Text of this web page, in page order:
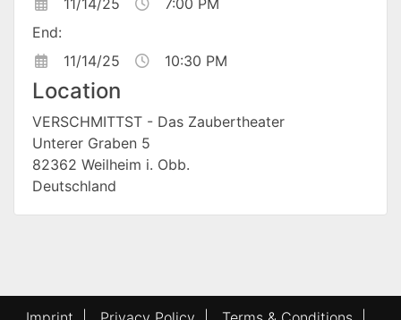
11/14/25
7:00 PM
End:
11/14/25
10:30 PM
Location
VERSCHMITTST - Das Zaubertheater
Unterer Graben 5
82362 Weilheim i. Obb.
Deutschland